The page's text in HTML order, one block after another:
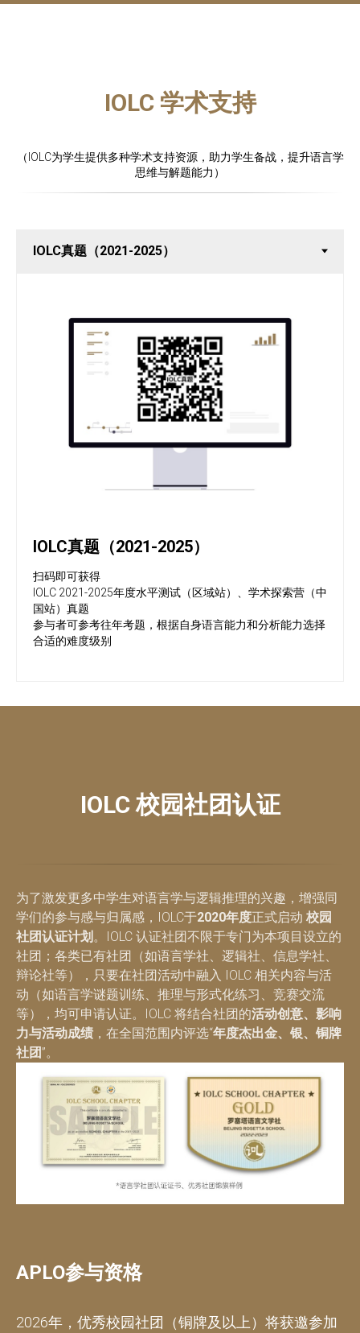
IOLC 学术支持
（IOLC为学生提供多种学术支持资源，助力学生备战，提升语言学
思维与解题能力）
IOLC真题（2021-2025）
扫码即可获得
IOLC 2021-2025年度水平测试（区域站）、学术探索营（中
国站）真题
参与者可参考往年考题，根据自身语言能力和分析能力选择
合适的难度级别
IOLC 校园社团认证
为了激发更多中学生对语言学与逻辑推理的兴趣，增强同
学们的参与感与归属感，IOLC于2020年度正式启动 校园
社团认证计划 。IOLC 认证社团不限于专门为本项目设立的
社团；各类已有社团（如语言学社、逻辑社、信息学社、
辩论社等），只要在社团活动中融入 IOLC 相关内容与活
动（如语言学谜题训练、推理与形式化练习、竞赛交流
等），均可申请认证。IOLC 将结合社团的活动创意、影响
力与活动成绩 ，在全国范围内评选“年度杰出金、银、铜牌
社团”。
APLO参与资格
2026年，优秀校园社团（铜牌及以上）将获邀参加